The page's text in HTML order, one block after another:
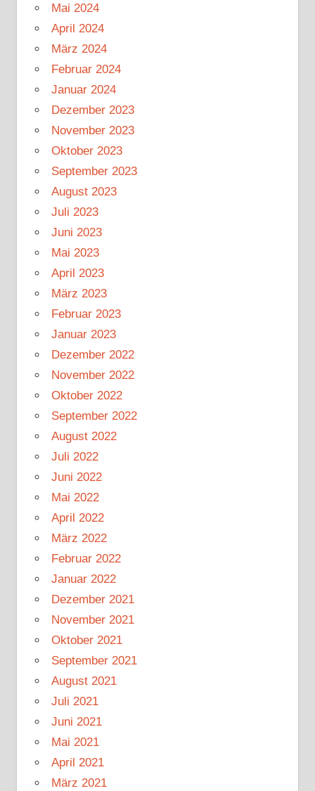
Mai 2024
April 2024
März 2024
Februar 2024
Januar 2024
Dezember 2023
November 2023
Oktober 2023
September 2023
August 2023
Juli 2023
Juni 2023
Mai 2023
April 2023
März 2023
Februar 2023
Januar 2023
Dezember 2022
November 2022
Oktober 2022
September 2022
August 2022
Juli 2022
Juni 2022
Mai 2022
April 2022
März 2022
Februar 2022
Januar 2022
Dezember 2021
November 2021
Oktober 2021
September 2021
August 2021
Juli 2021
Juni 2021
Mai 2021
April 2021
März 2021